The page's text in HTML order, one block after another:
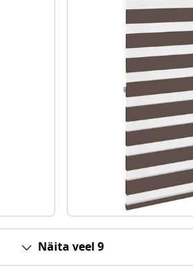
Näita veel 9